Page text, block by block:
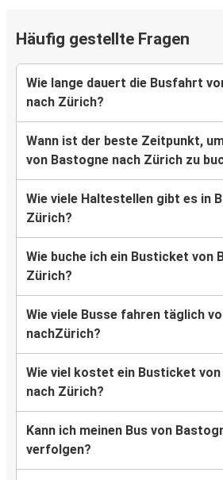
Häufig gestellte Fragen
Wie lange dauert die Busfahrt
nach Zürich?
Wann ist der beste Zeitpunkt,
von Bastogne nach Zürich zu
Wie viele Haltestellen gibt es in
Zürich?
Wie buche ich ein Busticket von
Zürich?
Wie viele Busse fahren täglich
nachZürich?
Wie viel kostet ein Busticket
nach Zürich?
Kann ich meinen Bus von
verfolgen?